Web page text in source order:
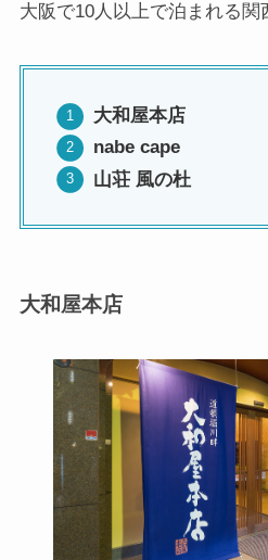
大阪で10人以上で泊まれる関
大和屋本店
nabe cape
山荘 風の杜
大和屋本店